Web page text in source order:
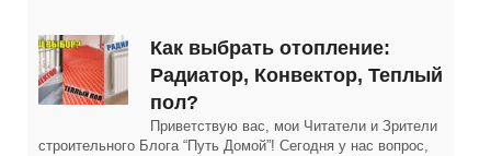
Как выбрать отопление:
Радиатор, Конвектор, Теплый
пол?
Приветствую вас, мои Читатели и Зрители
строительного Блога “Путь Домой”! Сегодня у нас вопрос,